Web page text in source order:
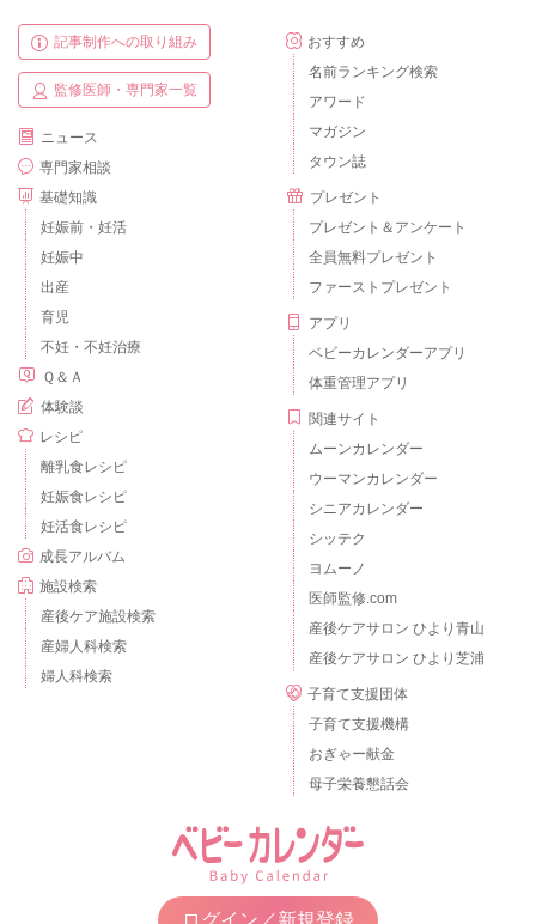
記事制作への取り組み
監修医師・専門家一覧
ニュース
専門家相談
基礎知識
妊娠前・妊活
妊娠中
出産
育児
不妊・不妊治療
Ｑ＆Ａ
体験談
レシピ
離乳食レシピ
妊娠食レシピ
妊活食レシピ
成長アルバム
施設検索
産後ケア施設検索
産婦人科検索
婦人科検索
おすすめ
名前ランキング検索
アワード
マガジン
タウン誌
プレゼント
プレゼント＆アンケート
全員無料プレゼント
ファーストプレゼント
アプリ
ベビーカレンダーアプリ
体重管理アプリ
関連サイト
ムーンカレンダー
ウーマンカレンダー
シニアカレンダー
シッテク
ヨムーノ
医師監修.com
産後ケアサロン ひより青山
産後ケアサロン ひより芝浦
子育て支援団体
子育て支援機構
おぎゃー献金
母子栄養懇話会